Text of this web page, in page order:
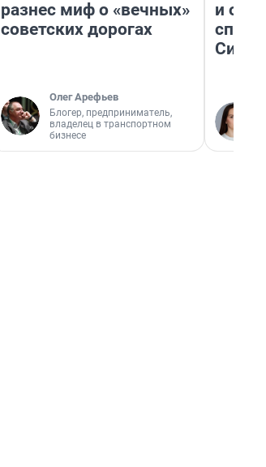
разнес миф о «вечных»
советских дорогах
Олег Арефьев
Блогер, предприниматель,
владелец в транспортном
бизнесе
и